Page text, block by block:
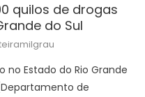
quilos de drogas
do Sul
no Estado do Rio Grande
de